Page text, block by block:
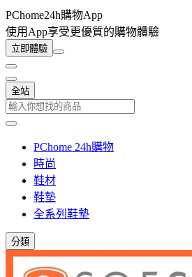
PChome24h購物App
使用App享受更優質的購物體驗
立即體驗
全站
PChome 24h購物
時尚
鞋材
鞋墊
全系列鞋墊
分類